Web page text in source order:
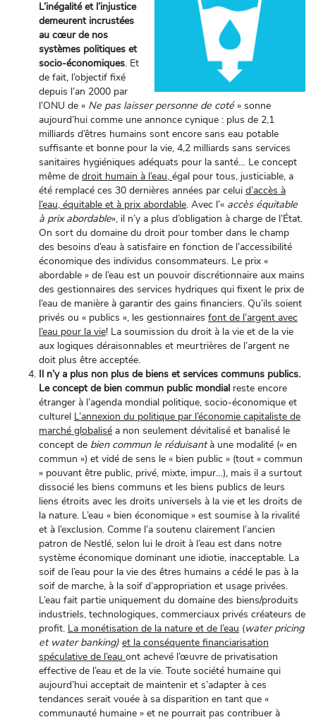
L’inégalité et l’injustice
demeurent incrustées
au cœur de nos
systèmes politiques et
socio-économiques . Et
de fait, l’objectif fixé
depuis l’an 2000 par
l’ONU de « Ne pas laisser personne de coté » sonne
aujourd’hui comme une annonce cynique : plus de 2,1
milliards d’êtres humains sont encore sans eau potable
suffisante et bonne pour la vie, 4,2 milliards sans services
sanitaires hygiéniques adéquats pour la santé… Le concept
même de droit humain à l’eau, égal pour tous, justiciable, a
été remplacé ces 30 dernières années par celui d’accès à
l’eau, équitable et à prix abordable . Avec l’« accès équitable
à prix abordable», il n’y a plus d’obligation à charge de l’État.
On sort du domaine du droit pour tomber dans le champ
des besoins d’eau à satisfaire en fonction de l’accessibilité
économique des individus consommateurs. Le prix «
abordable » de l’eau est un pouvoir discrétionnaire aux mains
des gestionnaires des services hydriques qui fixent le prix de
l’eau de manière à garantir des gains financiers . Qu’ils soient
privés ou « publics », les gestionnaires font de l’argent avec
l’eau pour la vie! La soumission du droit à la vie et de la vie
aux logiques déraisonnables et meurtrières de l’argent ne
doit plus être acceptée.
Il n’y a plus non plus de biens et services communs publics.
Le concept de bien commun public mondial reste encore
étranger à l’agenda mondial politique, socio-économique et
culturel
L’annexion du politique par l’économie capitaliste de
marché globalisé a non seulement dévitalisé et banalisé le
concept de bien commun le réduisant à une modalité (« en
commun ») et vidé de sens le « bien public » (tout « commun
» pouvant être public, privé, mixte, impur…), mais il a surtout
dissocié les biens communs et les biens publics de leurs
liens étroits avec les droits universels à la vie et les droits de
la nature. L’eau « bien économique » est soumise à la rivalité
et à l’exclusion. Comme l’a soutenu clairement l’ancien
patron de Nestlé, selon lui le droit à l’eau est dans notre
système économique dominant une idiotie, inacceptable. La
soif de l’eau pour la vie des êtres humains a cédé le pas à la
soif de marche, à la soif d’appropriation et usage privées.
L’eau fait partie uniquement du domaine des biens/produits
industriels, technologiques, commerciaux privés créateurs de
profit.
La monétisation de la nature et de l’eau (water pricing
et water banking) et la conséquente financiarisation
spéculative de l’eau ont achevé l’œuvre de privatisation
effective de l’eau et de la vie. Toute société humaine qui
aujourd’hui acceptait de maintenir et s’adapter à ces
tendances serait vouée à sa disparition en tant que «
communauté humaine » et ne pourrait pas contribuer à